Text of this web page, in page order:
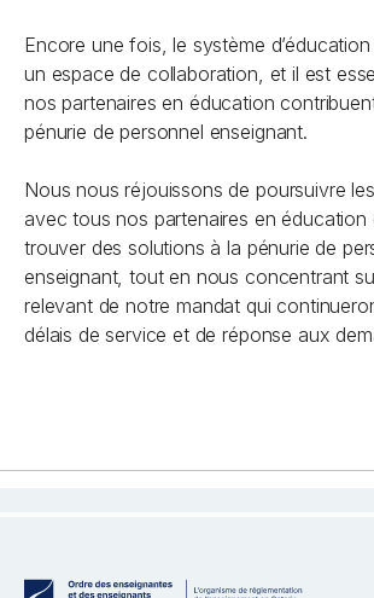
Encore une fois, le système d’éducation
un espace de collaboration, et il est
nos partenaires en éducation
pénurie de personnel enseignant.
Nous nous réjouissons de poursuivre
avec tous nos partenaires en éducation
trouver des solutions à la pénurie de
enseignant, tout en nous concentrant
relevant de notre mandat qui
délais de service et de réponse aux